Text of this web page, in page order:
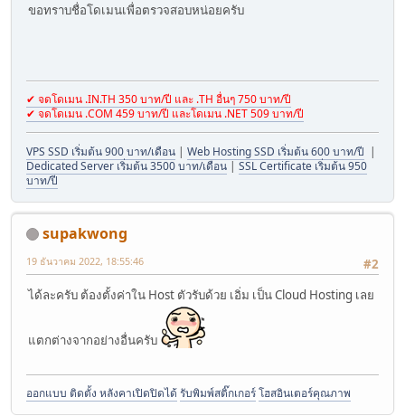
ขอทราบชื่อโดเมนเพื่อตรวจสอบหน่อยครับ
✔ จดโดเมน .IN.TH 350 บาท/ปี และ .TH อื่นๆ 750 บาท/ปี
✔ จดโดเมน .COM 459 บาท/ปี และโดเมน .NET 509 บาท/ปี
VPS SSD เริ่มต้น 900 บาท/เดือน | Web Hosting SSD เริ่มต้น 600 บาท/ปี |
Dedicated Server เริ่มต้น 3500 บาท/เดือน | SSL Certificate เริ่มต้น 950
บาท/ปี
supakwong
#2
19 ธันวาคม 2022, 18:55:46
ได้ละครับ ต้องตั้งค่าใน Host ตัวรับด้วย เอิ่ม เป็น Cloud Hosting เลย
แตกต่างจากอย่างอื่นครับ
ออกแบบ ติดตั้ง หลังคาเปิดปิดได้ รับพิมพ์สติ๊กเกอร์โฮสอินเตอร์คุณภาพ